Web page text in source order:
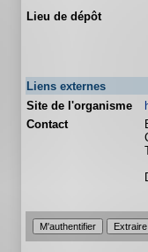
Lieu de dépôt
Liens externes
Site de l'organisme
Contact